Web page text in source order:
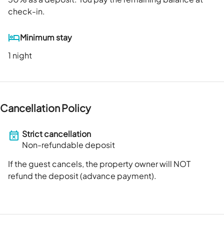
check-in.
Minimum stay
1 night
Cancellation Policy
Strict cancellation
Non-refundable deposit
If the guest cancels, the property owner will NOT
refund the deposit (advance payment).